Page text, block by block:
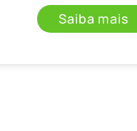
Saiba mais